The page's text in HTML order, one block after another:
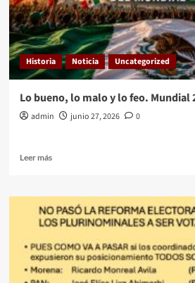
Historia Noticia Uncategorized
Lo bueno, lo malo y lo feo. Mundial
admin junio 27, 2026 0
Leer másLeer
Lo
bueno,
lo
y
lo
feo.